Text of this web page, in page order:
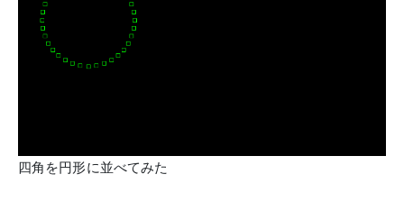
四角を円形に並べてみた